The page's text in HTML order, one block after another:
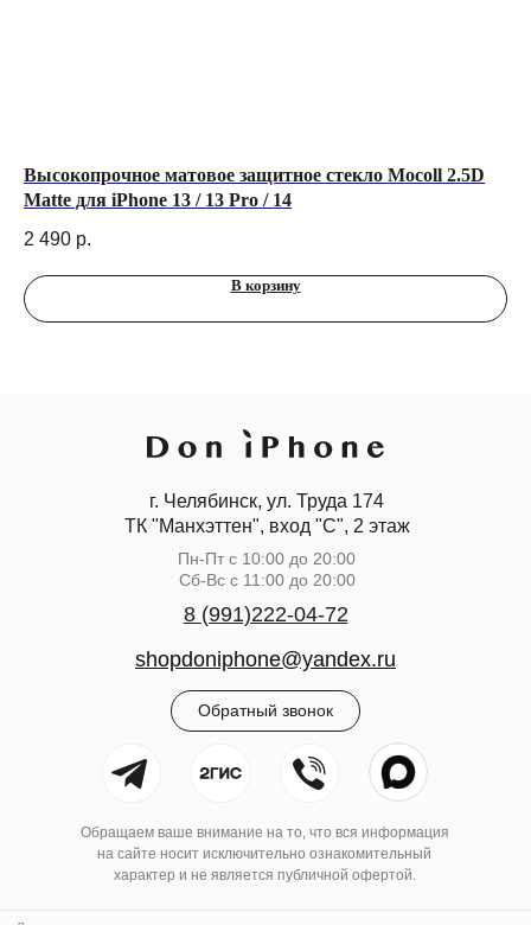
Высокопрочное матовое защитное стекло Mocoll 2.5D
Matte для iPhone 13 / 13 Pro / 14
2 490 р.
В корзину
г. Челябинск, ул. Труда 174
ТК "Манхэттен", вход "С", 2 этаж
Пн-Пт с 10:00 до 20:00
Сб-Вс с 11:00 до 20:00
Обратный звонок
8 (991)222-04-72
shopdoniphone@yandex.ru
Обращаем ваше внимание на то, что вся информация
на сайте носит исключительно ознакомительный
характер и не является публичной офертой.